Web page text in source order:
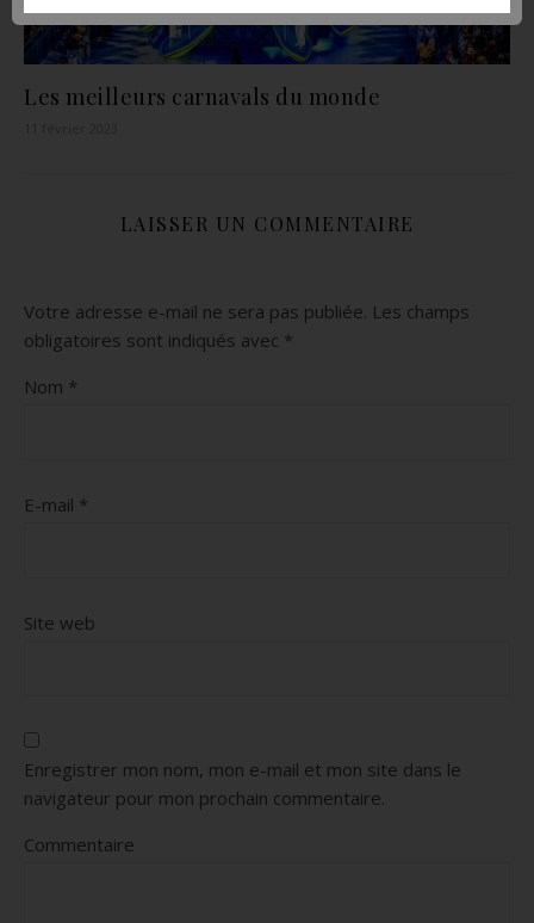
Les meilleurs carnavals du monde
LAISSER UN COMMENTAIRE
Votre adresse e-mail ne sera pas publiée. Les champs
obligatoires sont indiqués avec *
Nom *
E-mail *
Site web
Enregistrer mon nom, mon e-mail et mon site dans le
navigateur pour mon prochain commentaire.
Commentaire